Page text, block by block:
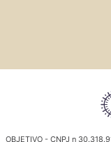
OBJETIVO - CNPJ n